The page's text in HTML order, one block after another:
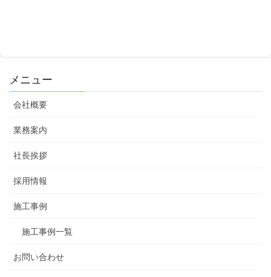
メニュー
会社概要
業務案内
社長挨拶
採用情報
施工事例
施工事例一覧
お問い合わせ